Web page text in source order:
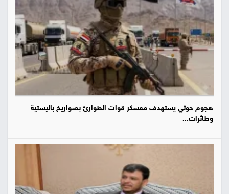
هجوم حوثي يستهدف معسكر قوات الطوارئ بصواريخ باليستية
وطائرات...